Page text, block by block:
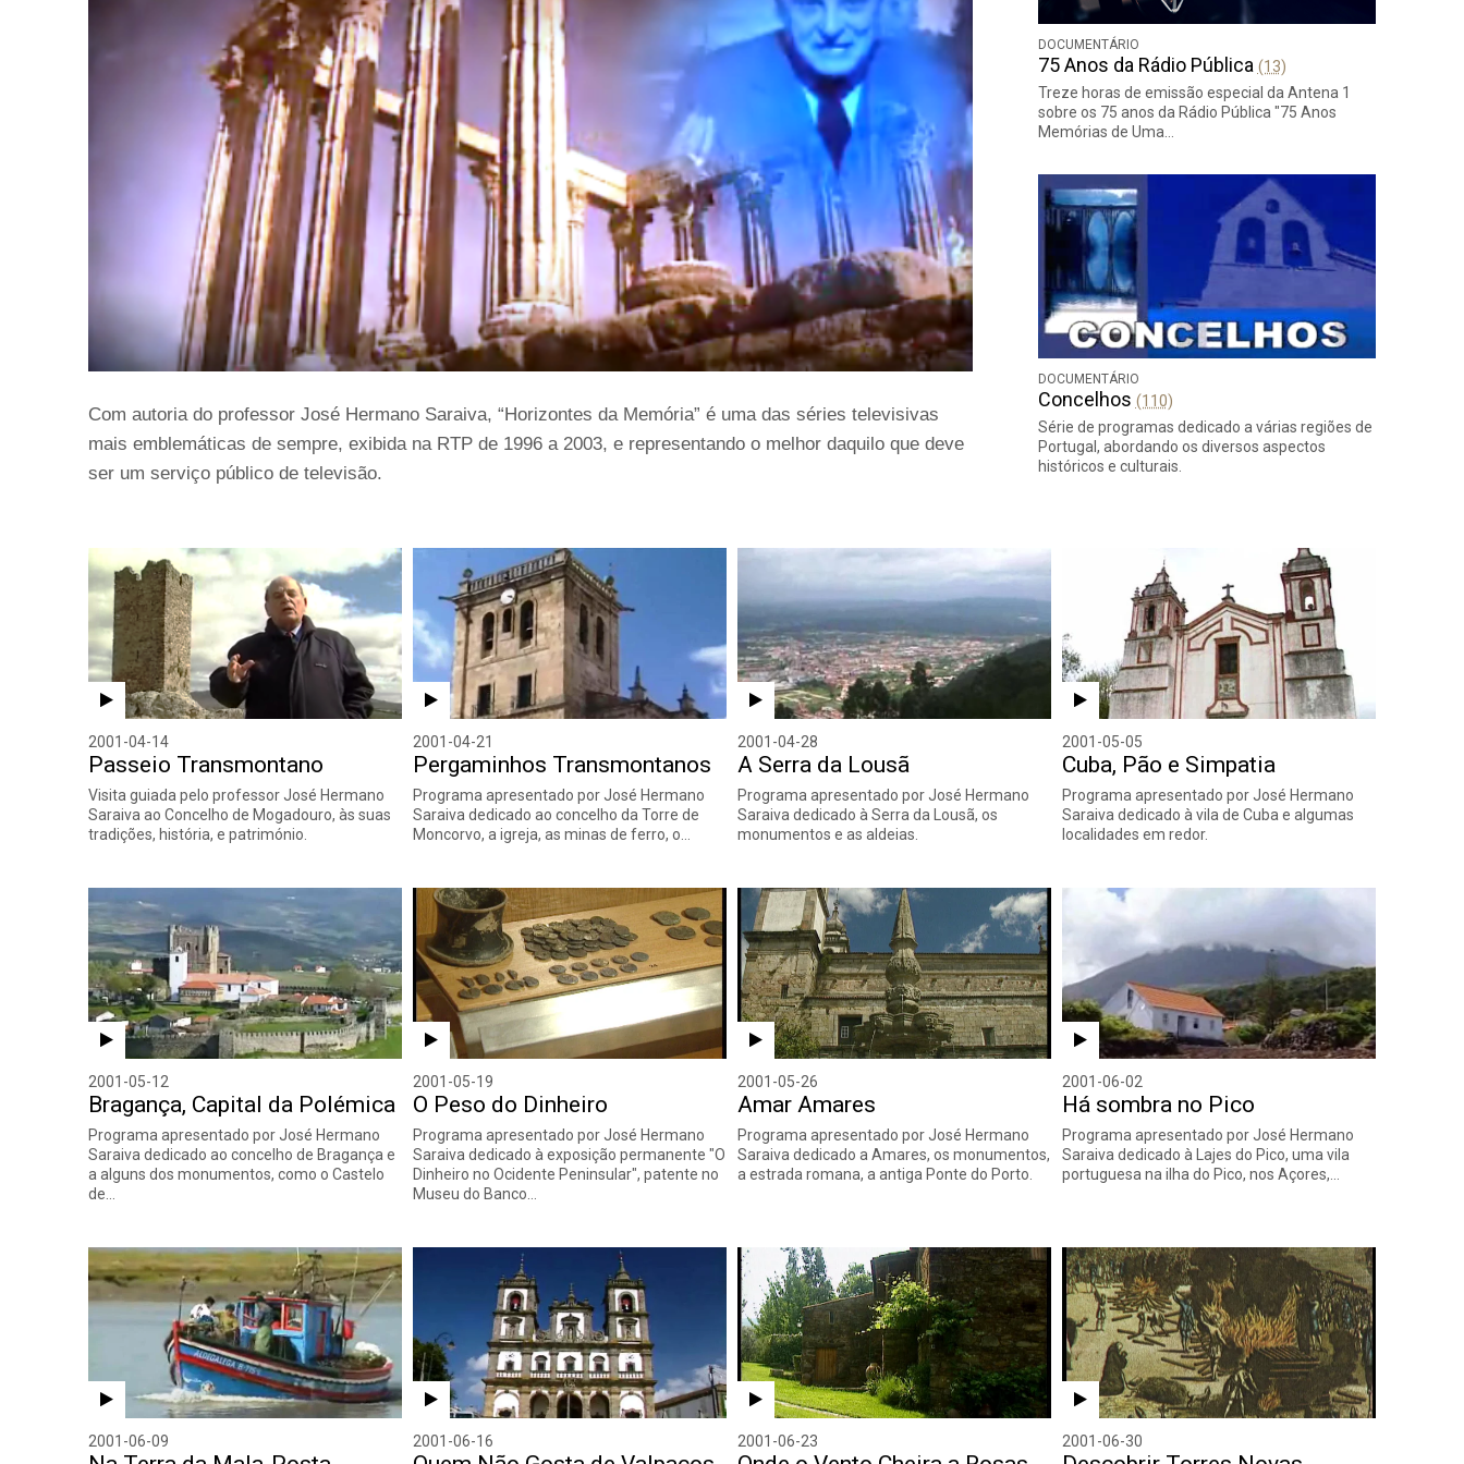
Com autoria do professor José Hermano Saraiva, “Horizontes da Memória” é uma das séries televisivas
mais emblemáticas de sempre, exibida na RTP de 1996 a 2003, e representando o melhor daquilo que deve
ser um serviço público de televisão.
2001-04-14
Passeio Transmontano
Visita guiada pelo professor José Hermano
Saraiva ao Concelho de Mogadouro, às suas
tradições, história, e património.
2001-04-21
Pergaminhos Transmontanos
Programa apresentado por José Hermano
Saraiva dedicado ao concelho da Torre de
Moncorvo, a igreja, as minas de ferro, o…
2001-04-28
A Serra da Lousã
Programa apresentado por José Hermano
Saraiva dedicado à Serra da Lousã, os
monumentos e as aldeias.
2001-05-05
Cuba, Pão e Simpatia
Programa apresentado por José Hermano
Saraiva dedicado à vila de Cuba e algumas
localidades em redor.
2001-05-12
Bragança, Capital da Polémica
Programa apresentado por José Hermano
Saraiva dedicado ao concelho de Bragança e
a alguns dos monumentos, como o Castelo
de…
2001-05-19
O Peso do Dinheiro
Programa apresentado por José Hermano
Saraiva dedicado à exposição permanente "O
Dinheiro no Ocidente Peninsular", patente no
Museu do Banco…
2001-05-26
Amar Amares
Programa apresentado por José Hermano
Saraiva dedicado a Amares, os monumentos,
a estrada romana, a antiga Ponte do Porto.
2001-06-02
Há sombra no Pico
Programa apresentado por José Hermano
Saraiva dedicado à Lajes do Pico, uma vila
portuguesa na ilha do Pico, nos Açores,…
2001-06-09 2001-06-16 2001-06-23 2001-06-30
DOCUMENTÁRIO
75 Anos da Rádio Pública (13)
Treze horas de emissão especial da Antena 1
sobre os 75 anos da Rádio Pública "75 Anos
Memórias de Uma…
DOCUMENTÁRIO
Concelhos (110)
Série de programas dedicado a várias regiões de
Portugal, abordando os diversos aspectos
históricos e culturais.